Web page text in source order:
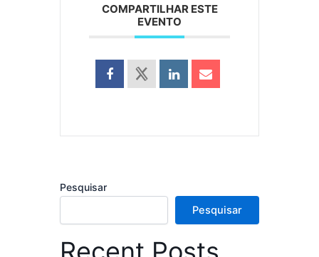
COMPARTILHAR ESTE
EVENTO
Pesquisar
Pesquisar